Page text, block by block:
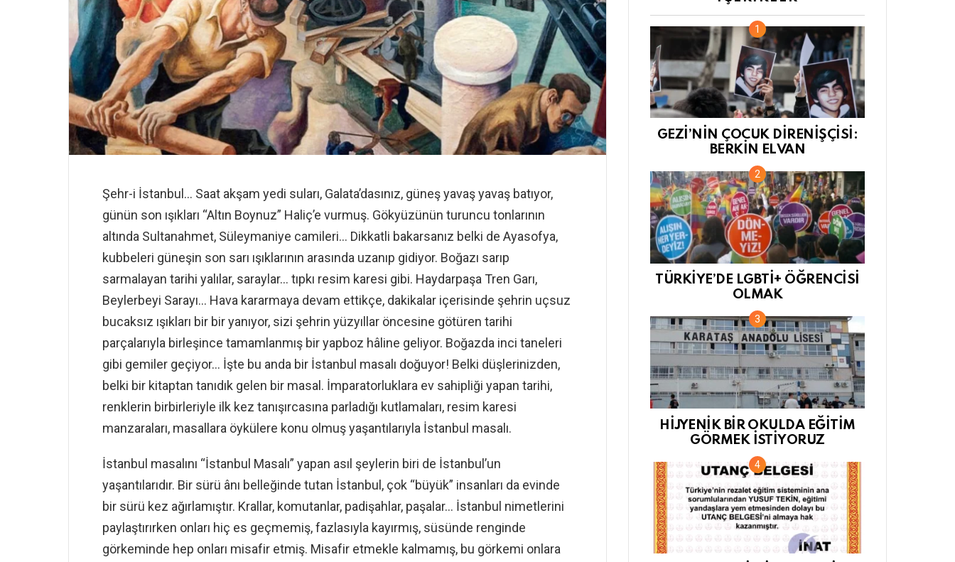
Şehr-i İstanbul… Saat akşam yedi suları, Galata’dasınız, güneş yavaş yavaş batıyor,
günün son ışıkları “Altın Boynuz” Haliç’e vurmuş. Gökyüzünün turuncu tonlarının
altında Sultanahmet, Süleymaniye camileri… Dikkatli bakarsanız belki de Ayasofya,
kubbeleri güneşin son sarı ışıklarının arasında uzanıp gidiyor. Boğazı sarıp
sarmalayan tarihi yalılar, saraylar… tıpkı resim karesi gibi. Haydarpaşa Tren Garı,
Beylerbeyi Sarayı… Hava kararmaya devam ettikçe, dakikalar içerisinde şehrin uçsuz
bucaksız ışıkları bir bir yanıyor, sizi şehrin yüzyıllar öncesine götüren tarihi
parçalarıyla birleşince tamamlanmış bir yapboz hâline geliyor. Boğazda inci taneleri
gibi gemiler geçiyor… İşte bu anda bir İstanbul masalı doğuyor! Belki düşlerinizden,
belki bir kitaptan tanıdık gelen bir masal. İmparatorluklara ev sahipliği yapan tarihi,
renklerin birbirleriyle ilk kez tanışırcasına parladığı kutlamaları, resim karesi
manzaraları, masallara öykülere konu olmuş yaşantılarıyla İstanbul masalı.
İstanbul masalını “İstanbul Masalı” yapan asıl şeylerin biri de İstanbul’un
yaşantılarıdır. Bir sürü ânı belleğinde tutan İstanbul, çok “büyük” insanları da evinde
bir sürü kez ağırlamıştır. Krallar, komutanlar, padişahlar, paşalar… İstanbul nimetlerini
paylaştırırken onları hiç es geçmemiş, fazlasıyla kayırmış, süsünde renginde
görkeminde hep onları misafir etmiş. Misafir etmekle kalmamış, bu görkemi onlara
GEZİ’NİN ÇOCUK DİRENİŞÇİSİ:
BERKİN ELVAN
TÜRKİYE’DE LGBTİ+ ÖĞRENCİSİ
OLMAK
HİJYENİK BİR OKULDA EĞİTİM
GÖRMEK İSTİYORUZ